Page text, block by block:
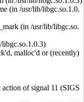
(in /usr/lib/libgc.so.1.0.
(in /usr/lib/libgc.so.
malloc'd or (recently)
of signal 11 (SIGS